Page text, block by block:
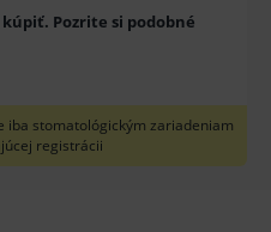
Pozrite si podobné
iba stomatológickým zariadeniam
registrácii